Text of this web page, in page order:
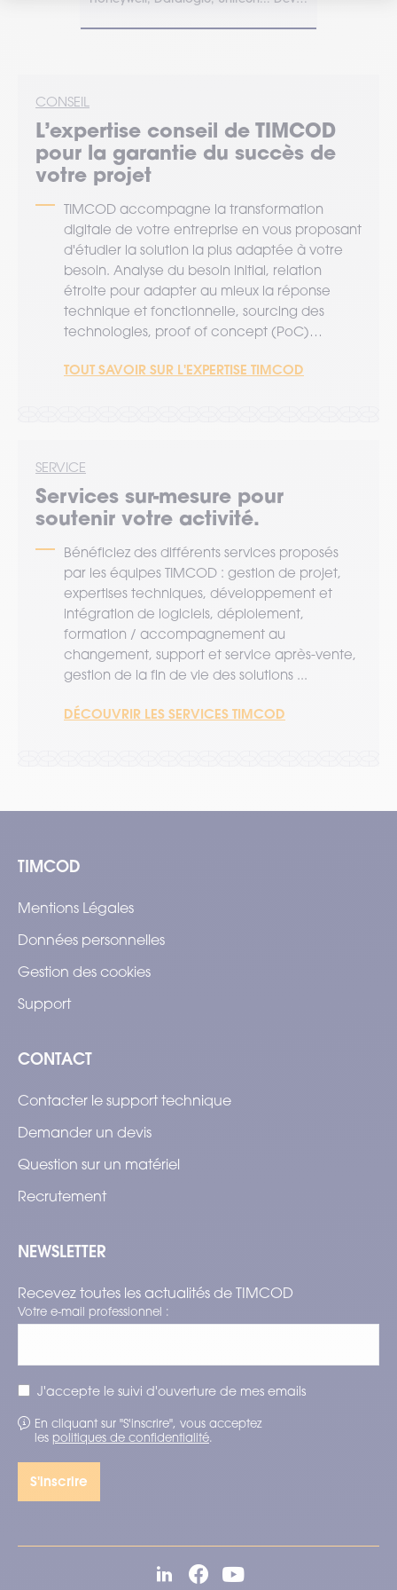
CONSEIL
L’expertise conseil de TIMCOD
pour la garantie du succès de
votre projet
TIMCOD accompagne la transformation
digitale de votre entreprise en vous proposant
d'étudier la solution la plus adaptée à votre
besoin. Analyse du besoin initial, relation
étroite pour adapter au mieux la réponse
technique et fonctionnelle, sourcing des
technologies, proof of concept (PoC)…
TOUT SAVOIR SUR L'EXPERTISE TIMCOD
SERVICE
Services sur-mesure pour
soutenir votre activité.
Bénéficiez des différents services proposés
par les équipes TIMCOD : gestion de projet,
expertises techniques, développement et
intégration de logiciels, déploiement,
formation / accompagnement au
changement, support et service après-vente,
gestion de la fin de vie des solutions ...
DÉCOUVRIR LES SERVICES TIMCOD
TIMCOD
Mentions Légales
Données personnelles
Gestion des cookies
Support
CONTACT
Contacter le support technique
Demander un devis
Question sur un matériel
Recrutement
NEWSLETTER
Recevez toutes les actualités de TIMCOD
Votre e-mail professionnel :
J'accepte le suivi d'ouverture de mes emails
En cliquant sur "S'inscrire", vous acceptez
les politiques de confidentialité.